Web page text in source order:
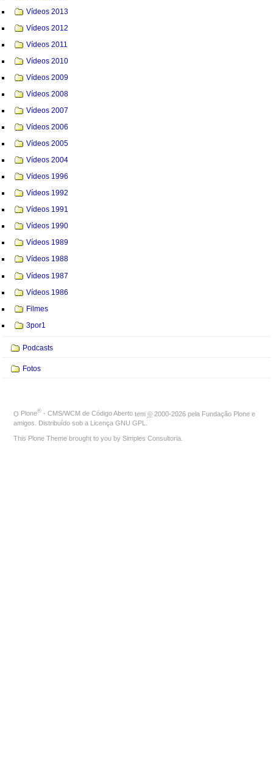
Vídeos 2013
Vídeos 2012
Vídeos 2011
Vídeos 2010
Vídeos 2009
Vídeos 2008
Vídeos 2007
Vídeos 2006
Vídeos 2005
Vídeos 2004
Vídeos 1996
Vídeos 1992
Vídeos 1991
Vídeos 1990
Vídeos 1989
Vídeos 1988
Vídeos 1987
Vídeos 1986
Filmes
3por1
Podcasts
Fotos
O Plone® - CMS/WCM de Código Aberto tem © 2000-2026 pela Fundação Plone e
amigos. Distribuído sob a
Licença GNU GPL
This Plone Theme brought to you by Simples Consultoria